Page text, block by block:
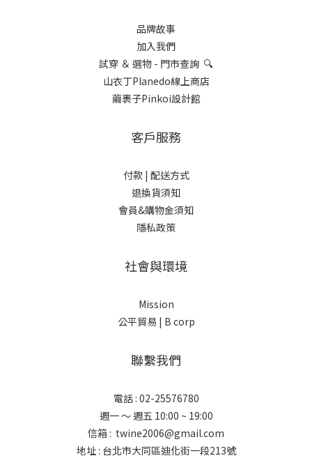
品牌故事
加入我們
試穿 ＆ 選物 - 門市查詢 🔍
山衣丁Planedo線上商店
繭裹子Pinkoi設計館
客戶服務
付款 | 配送方式
退換貨須知
會員&購物金須知
隱私政策
社會與環境
Mission
公平貿易 | B corp
聯繫我們
電話 : 02-25576780
週一 ～ 週五 10:00 ~ 19:00
信箱 : twine2006@gmail.com
地址 : 台北市大同區迪化街一段213號